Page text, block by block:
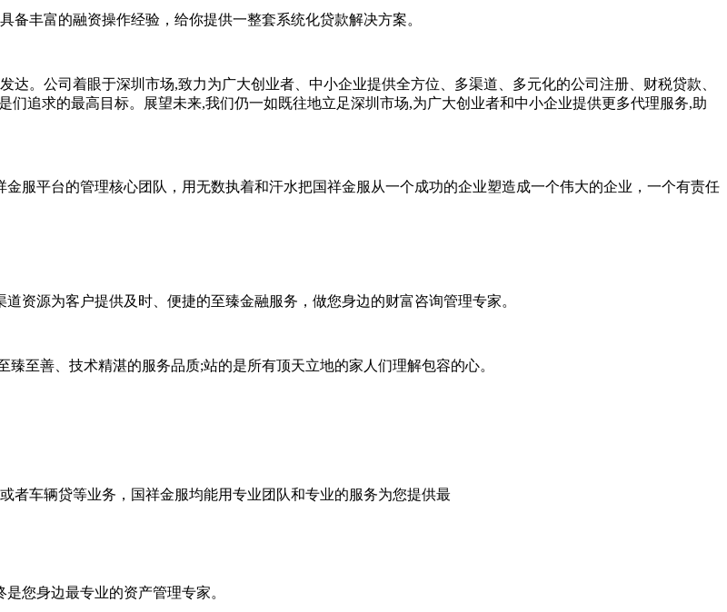
丰富的融资操作经验，给你提供一整套系统化贷款解决方案。
公司着眼于深圳市场,致力为广大创业者、中小企业提供全方位、多渠道、多元化的公司注册、财税贷款、
追求的最高目标。展望未来,我们仍一如既往地立足深圳市场,为广大创业者和中小企业提供更多代理服务,助
平台的管理核心团队，用无数执着和汗水把国祥金服从一个成功的企业塑造成一个伟大的企业，一个有责任
源为客户提供及时、便捷的至臻金融服务，做您身边的财富咨询管理专家。
善、技术精湛的服务品质;站的是所有顶天立地的家人们理解包容的心。
车辆贷等业务，国祥金服均能用专业团队和专业的服务为您提供最
您身边最专业的资产管理专家。